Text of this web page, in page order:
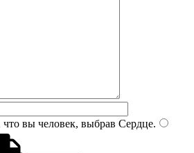
вы человек, выбрав Сердце.